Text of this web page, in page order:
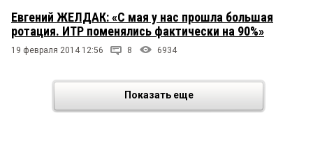
Евгений ЖЕЛДАК: «С мая у нас прошла большая
ротация. ИТР поменялись фактически на 90%»
19 февраля 2014 12:56 8 6934
Показать еще